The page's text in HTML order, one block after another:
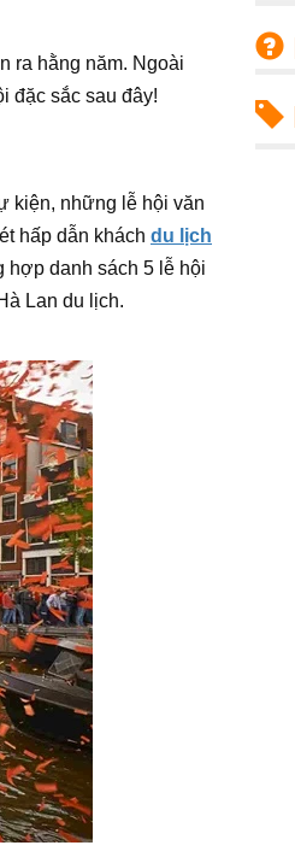
ra hằng năm. Ngoài
đặc sắc sau đây!
kiện, những lễ hội văn
hấp dẫn khách du lịch
hợp danh sách 5 lễ hội
Lan du lịch.